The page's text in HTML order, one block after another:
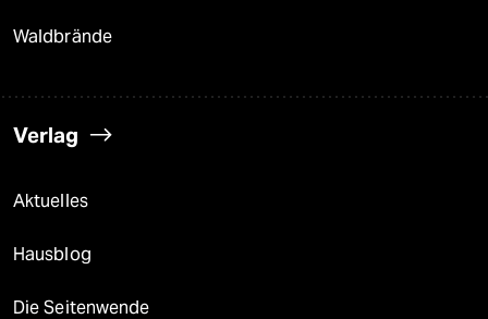
Waldbrände
Verlag
Aktuelles
Hausblog
Die Seitenwende